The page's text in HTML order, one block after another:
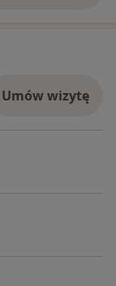
Umów wizytę